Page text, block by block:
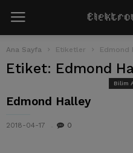
Ana Sayfa Etiketler Edmond
Etiket: Edmond
Bilim
Edmond Halley
2018-04-17 0